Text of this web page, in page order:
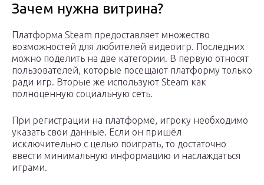
Зачем нужна витрина?
Платформа Steam предоставляет множество
возможностей для любителей видеоигр. Последних
можно поделить на две категории. В первую относят
пользователей, которые посещают платформу только
ради игр. Вторые же используют Steam как
полноценную социальную сеть.
При регистрации на платформе, игроку необходимо
указать свои данные. Если он пришёл
исключительно с целью поиграть, то достаточно
ввести минимальную информацию и наслаждаться
играми.